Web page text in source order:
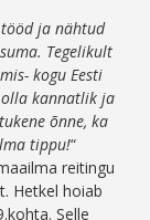
ja nähtud
Tegelikult
kogu Eesti
olla kannatlik ja
õnne, ka
tippu!“
reitingu
Hetkel hoiab
Selle